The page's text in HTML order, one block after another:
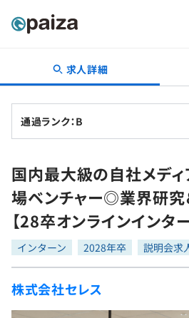
転職・キャリア
転職成功ガイド
転職エージェント
インタビュー
転職成功ガイド
新卒就活
求人検索
本選考
インターン
新卒エージェント
学習
問題集
4択課題
プログラミング言語
ゲーム・マンガ
Tech Team Journal
paizaとは？
求人詳細
通過ランク：B
国内最大級の自社メデ
場ベンチャー◎業界研究
【28卒オンラインインター
インターン 2028年卒 説明会求
株式会社セレス